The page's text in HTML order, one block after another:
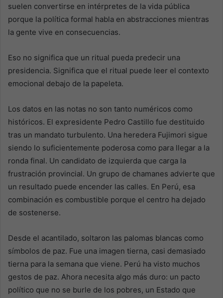
suelen convertirse en intérpretes de la vida pública
porque la política formal habla en abstracciones mientras
la gente vive en consecuencias.
Eso no significa que un ritual pueda predecir una
presidencia. Significa que el ritual puede leer el contexto
emocional debajo de la papeleta.
Los datos en las notas no son tanto numéricos como
históricos. El expresidente Pedro Castillo fue destituido
tras un mandato turbulento. Una heredera Fujimori sigue
siendo lo suficientemente poderosa como para llegar a la
ronda final. Un candidato de izquierda que carga la
frustración provincial. Un grupo de chamanes advierte que
un resultado puede encender las calles. En Perú, esa
combinación es combustible porque el centro ha dejado
de sostenerse.
Desde el acantilado, soltaron las palomas blancas como
símbolos de paz. Fue una imagen tierna, casi demasiado
tierna para la semana que viene. Perú ha visto muchos
gestos de paz. Ahora necesita algo más duro: un pacto
político que no se burle de los pobres, un Estado que